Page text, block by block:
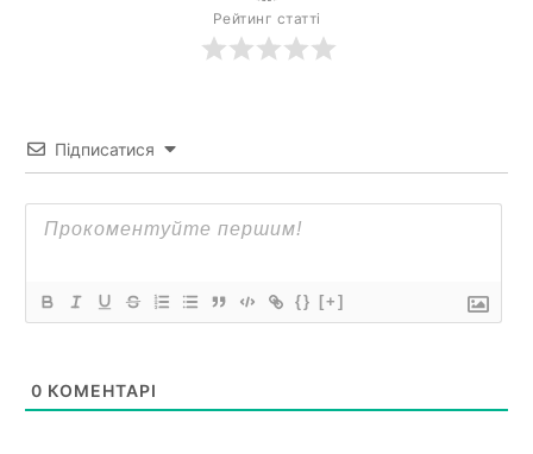
Рейтинг статті
Підписатися
{} [+]
0 КОМЕНТАРІ